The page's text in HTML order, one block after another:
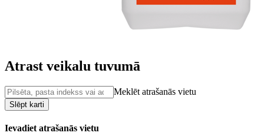
Atrast veikalu tuvumā
Meklēt atrašanās vietu
Slēpt karti
Ievadiet atrašanās vietu